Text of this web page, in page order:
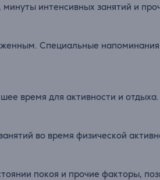
интенсивных занятий и
Специальные
время для активности и отдыха.
во время физической
покоя и прочие факторы,